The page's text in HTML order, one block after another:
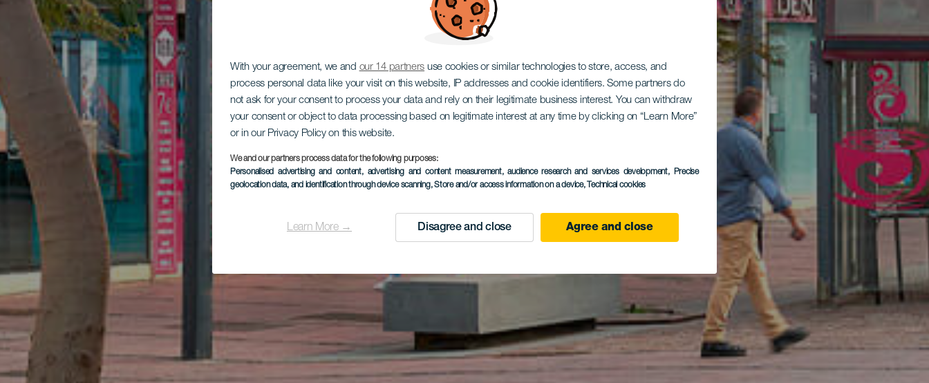
With your agreement, we and our 14 partners use cookies or similar technologies to store, access, and
process personal data like your visit on this website, IP addresses and cookie identifiers. Some partners do
not ask for your consent to process your data and rely on their legitimate business interest. You can withdraw
your consent or object to data processing based on legitimate interest at any time by clicking on “Learn More”
or in our Privacy Policy on this website.
We and our partners process data for the following purposes:
Personalised advertising and content, advertising and content measurement, audience research and services development, Precise
geolocation data, and identification through device scanning, Store and/or access information on a device, Technical cookies
Learn More → Disagree and close Agree and close